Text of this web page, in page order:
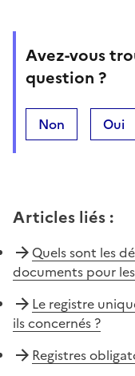
Avez-vous
question ?
Non Oui
Articles liés :
Quels sont les
documents pour
Le registre
ils concernés ?
Registres